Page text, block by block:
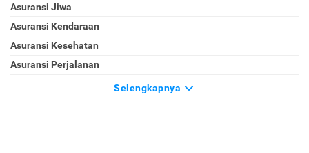
Asuransi Jiwa
Asuransi Kendaraan
Asuransi Kesehatan
Asuransi Perjalanan
Selengkapnya